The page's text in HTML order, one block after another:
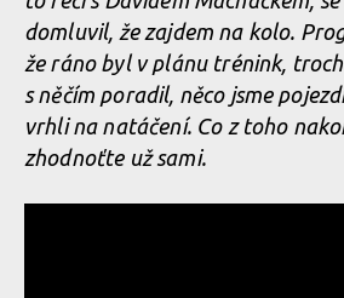
domluvil, že zajdem na kolo.
že ráno byl v plánu trénink,
s něčím poradil, něco jsme
vrhli na natáčení. Co z toho
zhodnoťte už sami.